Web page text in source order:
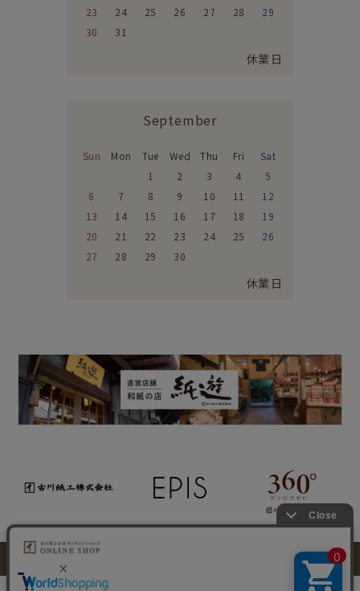
23
24 25 26 27 28
29
30
31
休業日
September
Sun Mon Tue Wed Thu Fri
Sat
1
2 3 4
5
6
7 8 9 10 11
12
13
14 15 16 17 18
19
20
21 22 23 24 25
26
27
28 29 30
休業日
個人情報取り扱いについて